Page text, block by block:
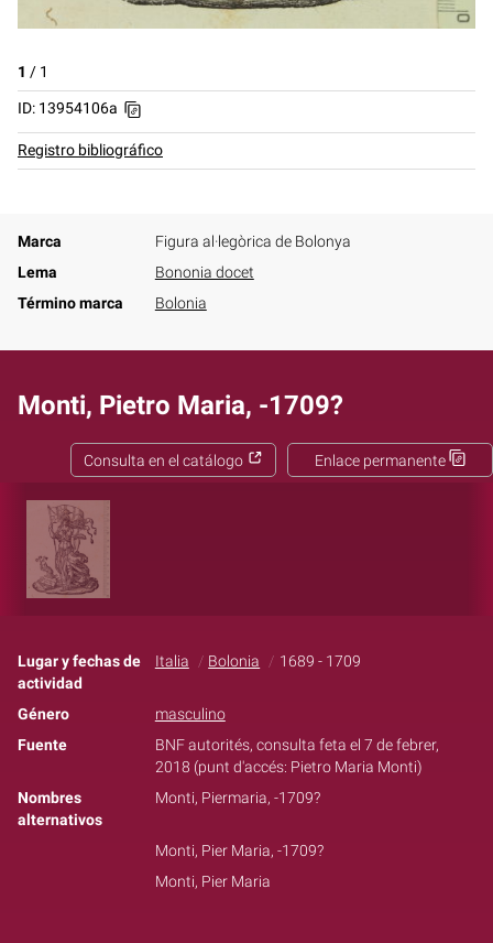
1 / 1
ID: 13954106a
Registro bibliográfico
Marca
Figura al·legòrica de Bolonya
Lema
Bononia docet
Término marca
Bolonia
Monti, Pietro Maria, -1709?
Enlace permanente
Consulta en el catálogo
Lugar y fechas de
actividad
Italia Bolonia 1689 - 1709
Género
masculino
Fuente
BNF autorités, consulta feta el 7 de febrer,
2018 (punt d'accés: Pietro Maria Monti)
Nombres
alternativos
Monti, Piermaria, -1709?
Monti, Pier Maria, -1709?
Monti, Pier Maria